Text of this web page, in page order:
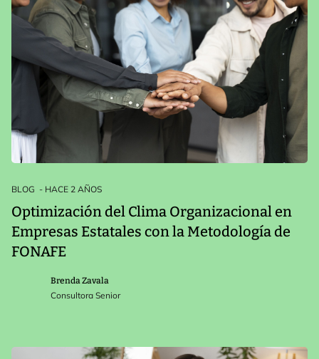
BLOG - HACE 2 AÑOS
Optimización del Clima Organizacional en
Empresas Estatales con la Metodología de
FONAFE
Brenda Zavala
Consultora Senior